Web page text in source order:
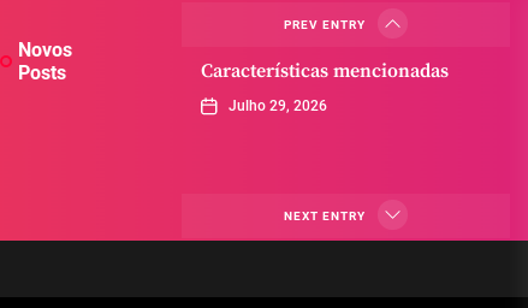
Novos
Posts
PREV ENTRY
Características mencionadas
Julho 29, 2026
Máquinas de jogo online
NEXT ENTRY